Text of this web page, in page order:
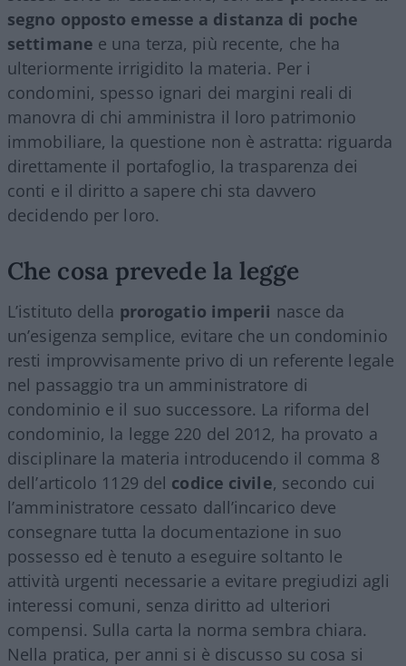
segno opposto emesse a distanza di poche
settimane e una terza, più recente, che ha
ulteriormente irrigidito la materia. Per i
condomini, spesso ignari dei margini reali di
manovra di chi amministra il loro patrimonio
immobiliare, la questione non è astratta: riguarda
direttamente il portafoglio, la trasparenza dei
conti e il diritto a sapere chi sta davvero
decidendo per loro.
Che cosa prevede la legge
L’istituto della prorogatio imperii nasce da
un’esigenza semplice, evitare che un condominio
resti improvvisamente privo di un referente legale
nel passaggio tra un amministratore di
condominio e il suo successore. La riforma del
condominio, la legge 220 del 2012, ha provato a
disciplinare la materia introducendo il comma 8
dell’articolo 1129 del codice civile, secondo cui
l’amministratore cessato dall’incarico deve
consegnare tutta la documentazione in suo
possesso ed è tenuto a eseguire soltanto le
attività urgenti necessarie a evitare pregiudizi agli
interessi comuni, senza diritto ad ulteriori
compensi. Sulla carta la norma sembra chiara.
Nella pratica, per anni si è discusso su cosa si